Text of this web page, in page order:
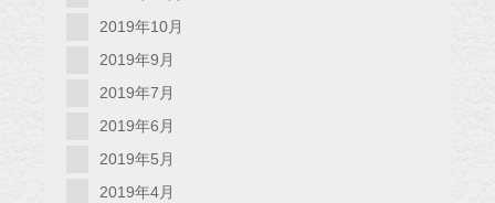
2019年10月
2019年9月
2019年7月
2019年6月
2019年5月
2019年4月